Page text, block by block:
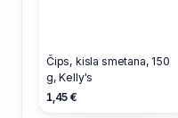
Čips, kisla smetana, 150
g, Kelly's
1,45 €